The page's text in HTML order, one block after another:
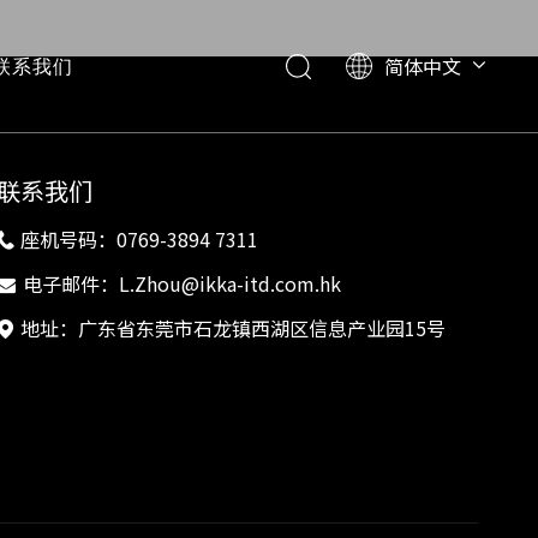
系我们 简体中文
日本語
系我们
座机号码：0769-3894 7311
电子邮件： L.Zhou@ikka-itd.com.hk
地址：广东省东莞市石龙镇西湖区信息产业园15号